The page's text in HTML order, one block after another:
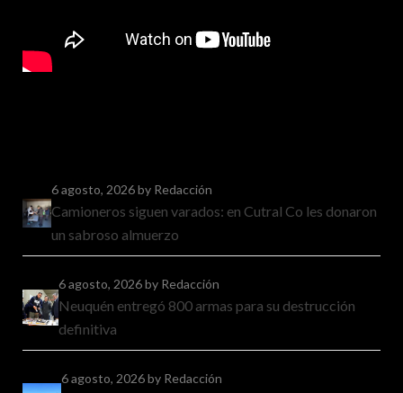
6 agosto, 2026by Redacción
Camioneros siguen varados: en Cutral Co les donaron
un sabroso almuerzo
6 agosto, 2026by Redacción
Neuquén entregó 800 armas para su destrucción
definitiva
6 agosto, 2026by Redacción